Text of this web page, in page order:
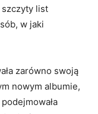
szczyty list
w jaki
zarówno⁣ swoją
nowym albumie,